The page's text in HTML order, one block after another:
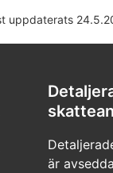
uppdaterats
är